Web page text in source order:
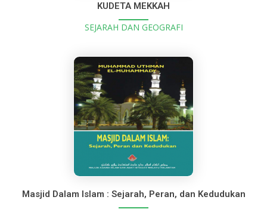
KUDETA MEKKAH
SEJARAH DAN GEOGRAFI
Masjid Dalam Islam : Sejarah, Peran, dan Kedudukan